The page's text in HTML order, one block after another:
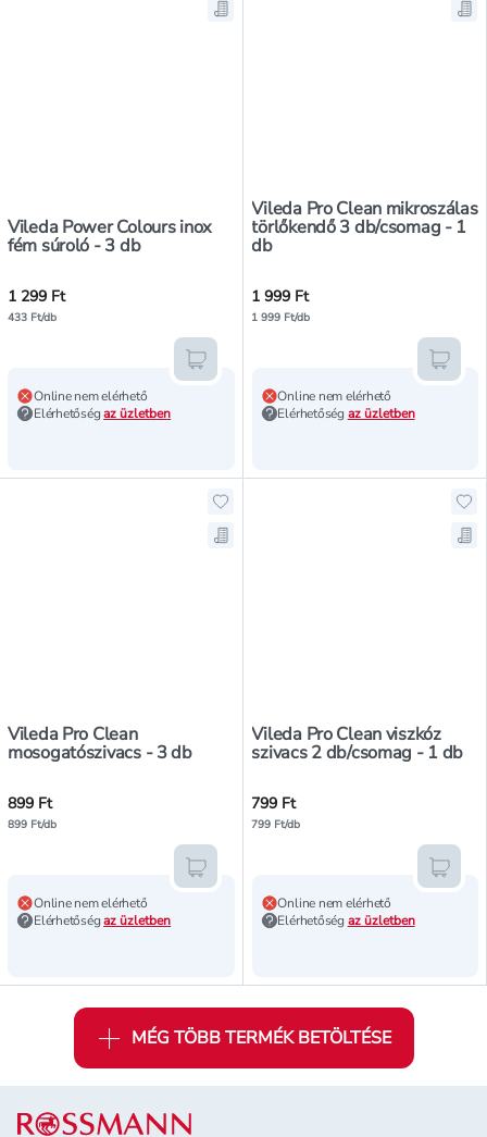
Vileda Power Colours inox
fém súroló - 3 db
Mentés a bevásárló listára,
1 299 Ft
433 Ft/db
Online nem elérhető
Elérhetőségaz üzletben
Kosárba teszem
Vileda Pro Clean mikroszálas
törlőkendő 3 db/csomag - 1
db
1 999 Ft
1 999 Ft/db
Online nem elérhető
Elérhetőség az üzletben
Vileda Pro Clean
mosogatószivacs - 3 db
Hozzáadás a kedvencekhez,
Mentés a bevásárló listára,
899 Ft
899 Ft/db
Online nem elérhető
Elérhetőségaz üzletben
Kosárba teszem
Vileda Pro Clean viszkóz
szivacs 2 db/csomag - 1 db
799 Ft
799 Ft/db
Online nem elérhető
Elérhetőség az üzletben
MÉG TÖBB TERMÉK BETÖLTÉSE
Lábléc